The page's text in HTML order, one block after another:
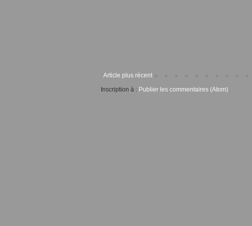
Article plus récent
Inscription à : Publier les commentaires (Atom)